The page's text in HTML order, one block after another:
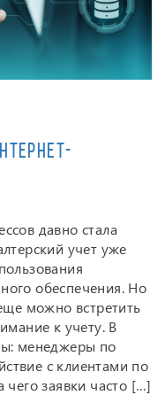
давно стала
учет уже
обеспечения. Но
можно встретить
к учету. В
менеджеры по
с клиентами по
заявки часто […]